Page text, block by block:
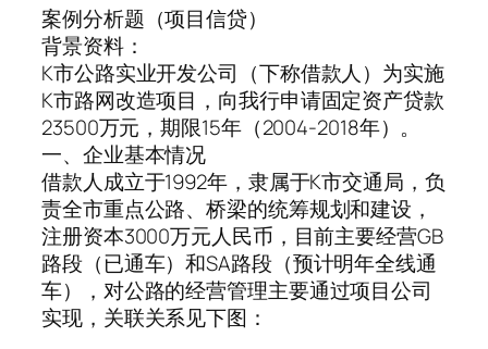
案例分析题（项目信贷）
背景资料：
K市公路实业开发公司（下称借款人）为实施
K市路网改造项目，向我行申请固定资产贷款
23500万元，期限15年（2004-2018年）。
一、企业基本情况
借款人成立于1992年，隶属于K市交通局，负
责全市重点公路、桥梁的统筹规划和建设，
注册资本3000万元人民币，目前主要经营GB
路段（已通车）和SA路段（预计明年全线通
车），对公路的经营管理主要通过项目公司
实现，关联关系见下图：